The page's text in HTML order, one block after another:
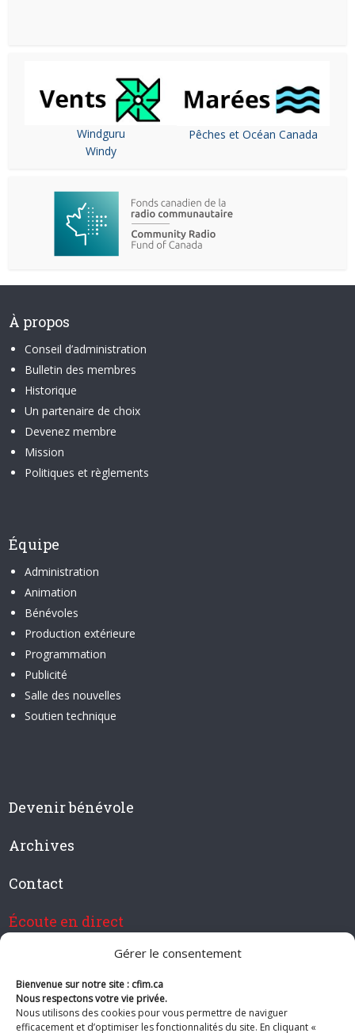
Gérer le consentement
Bienvenue sur notre site : cfim.ca
Nous respectons votre vie privée.
Nous utilisons des cookies pour vous permettre de naviguer
efficacement et d’optimiser les fonctionnalités du site. En cliquant «
Windguru
Windy
Pêches et Océan Canada
À propos
Conseil d’administration
Bulletin des membres
Historique
Un partenaire de choix
Devenez membre
Mission
Politiques et règlements
Équipe
Administration
Animation
Bénévoles
Production extérieure
Programmation
Publicité
Salle des nouvelles
Soutien technique
Devenir bénévole
Archives
Contact
Écoute en direct
Devenir membre de CFIM